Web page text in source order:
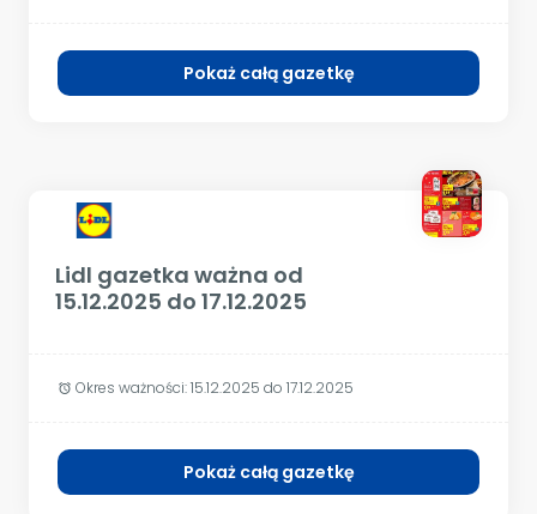
Pokaż całą gazetkę
Lidl gazetka ważna od
15.12.2025 do 17.12.2025
alarm Okres ważności:15.12.2025 do 17.12.2025
Pokaż całą gazetkę